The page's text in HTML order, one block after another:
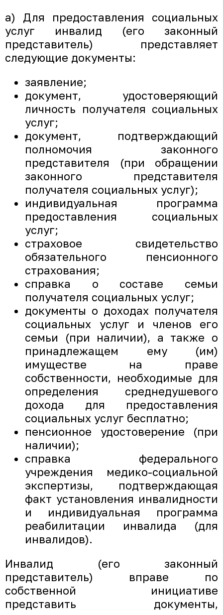
а) Для предоставления социальных
услуг инвалид (его законный
представитель) представляет
следующие документы:
заявление;
документ, удостоверяющий
личность получателя социальных
услуг;
документ, подтверждающий
полномочия законного
представителя (при обращении
законного представителя
получателя социальных услуг);
индивидуальная программа
предоставления социальных
услуг;
страховое свидетельство
обязательного пенсионного
страхования;
справка о составе семьи
получателя социальных услуг;
документы о доходах получателя
социальных услуг и членов его
семьи (при наличии), а также о
принадлежащем ему (им)
имуществе на праве
собственности, необходимые для
определения среднедушевого
дохода для предоставления
социальных услуг бесплатно;
пенсионное удостоверение (при
наличии);
справка федерального
учреждения медико-социальной
экспертизы, подтверждающая
факт установления инвалидности
и индивидуальная программа
реабилитации инвалида (для
инвалидов).
Инвалид (его законный
представитель) вправе по
собственной инициативе
представить документы,